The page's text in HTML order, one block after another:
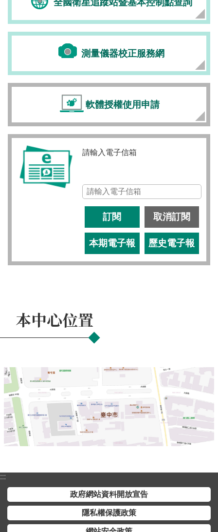
全國衛星追蹤站暨基本控制點查詢
測量儀器校正服務網
軟體授權使用申請
請輸入電子信箱
訂閱 取消訂閱
本期電子報 歷史電子報
本中心位置
:::
政府網站資料開放宣告
隱私權保護政策